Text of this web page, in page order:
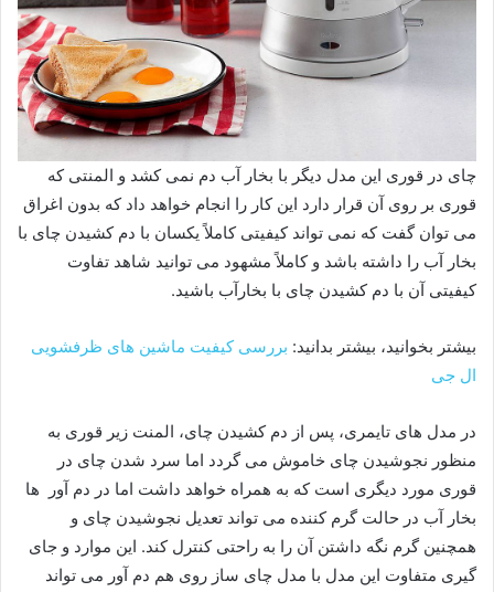
چای در قوری این مدل دیگر با بخار آب دم نمی کشد و المنتی که
قوری بر روی آن قرار دارد این کار را انجام خواهد داد که بدون اغراق
می توان گفت که نمی تواند کیفیتی کاملاً یکسان با دم کشیدن چای با
بخار آب را داشته باشد و کاملاً مشهود می توانید شاهد تفاوت
کیفیتی آن با دم کشیدن چای با بخارآب باشید.
بیشتر بخوانید، بیشتر بدانید: بررسی کیفیت ماشین های ظرفشویی
ال جی
در مدل های تایمری، پس از دم کشیدن چای، المنت زیر قوری به
منظور نجوشیدن چای خاموش می گردد اما سرد شدن چای در
قوری مورد دیگری است که به همراه خواهد داشت اما در دم آور ها
بخار آب در حالت گرم کننده می تواند تعدیل نجوشیدن چای و
همچنین گرم نگه داشتن آن را به راحتی کنترل کند. این موارد و جای
گیری متفاوت این مدل با مدل چای ساز روی هم دم آور می تواند